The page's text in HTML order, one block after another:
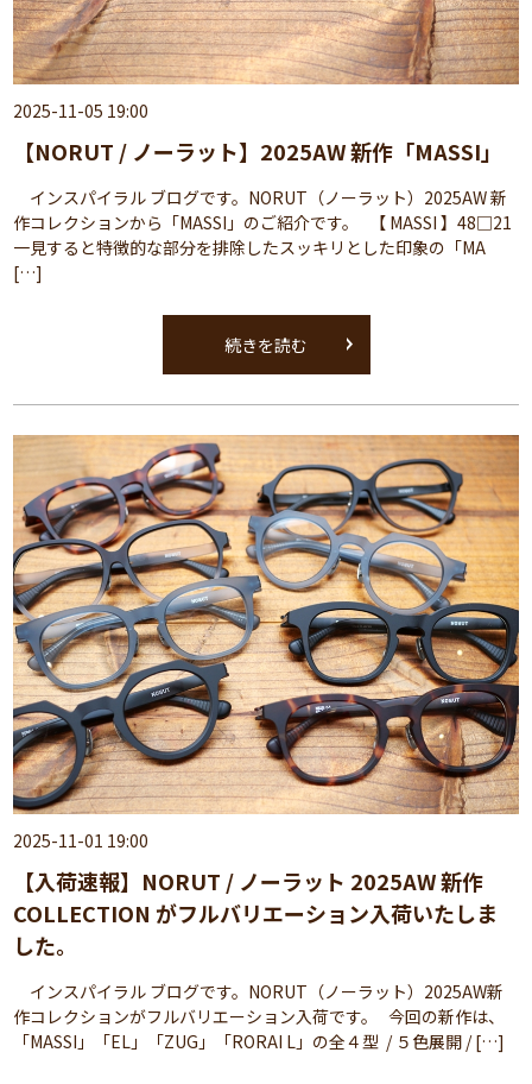
2025-11-05 19:00
【NORUT / ノーラット】2025AW 新作「MASSI」
インスパイラル ブログです。NORUT（ノーラット）2025AW 新
作コレクションから「MASSI」のご紹介です。 【 MASSI 】48□21
一見すると特徴的な部分を排除したスッキリとした印象の「MA
[…]
続きを読む
2025-11-01 19:00
【入荷速報】NORUT / ノーラット 2025AW 新作
COLLECTION がフルバリエーション入荷いたしま
した。
インスパイラル ブログです。NORUT（ノーラット）2025AW新
作コレクションがフルバリエーション入荷です。 今回の新作は、
「MASSI」「EL」「ZUG」「RORAI L」の全４型 / ５色展開 / […]